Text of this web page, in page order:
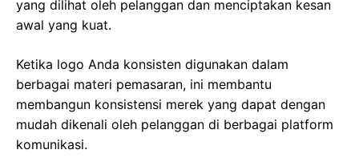
yang dilihat oleh pelanggan dan menciptakan kesan
awal yang kuat.
Ketika logo Anda konsisten digunakan dalam
berbagai materi pemasaran, ini membantu
membangun konsistensi merek yang dapat dengan
mudah dikenali oleh pelanggan di berbagai platform
komunikasi.